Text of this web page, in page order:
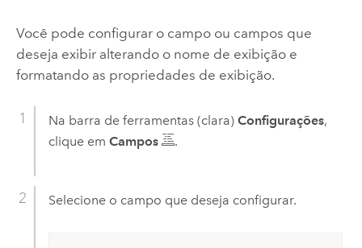
Você pode configurar o campo ou campos que
deseja exibir alterando o nome de exibição e
formatando as propriedades de exibição.
Na barra de ferramentas (clara) Configurações,
clique em Campos .
Selecione o campo que deseja configurar.